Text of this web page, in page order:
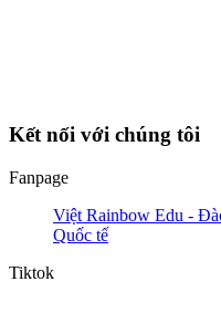
Kết nối với chúng tôi
Fanpage
Việt Rainbow Edu -
Quốc tế
Tiktok